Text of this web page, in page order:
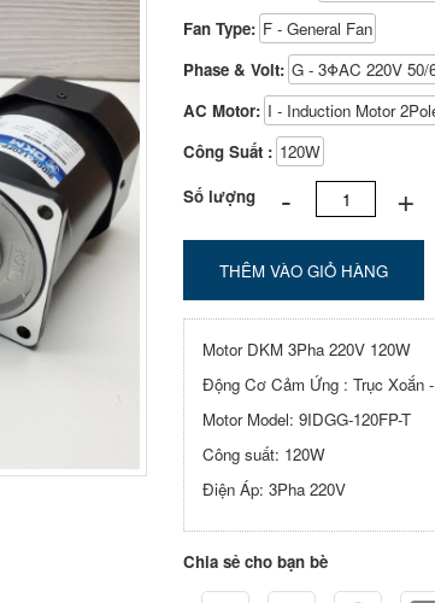
Fan Type: F - General Fan
Phase & Volt: G - 3ΦAC 220V 50/
AC Motor: I - Induction Motor
Công Suất : 120W
Số lượng
- +
THÊM VÀO GIỎ HÀNG
Motor DKM 3Pha 220V 120W
Động Cơ Cảm Ứng : Trục Xoắn
Motor Model: 9IDGG-120FP-T
Công suất: 120W
Điện Áp: 3Pha 220V
Chia sẻ cho bạn bè